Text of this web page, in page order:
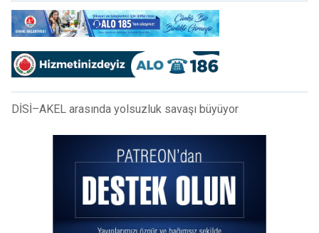
DİSİ–AKEL arasında yolsuzluk savaşı büyüyor